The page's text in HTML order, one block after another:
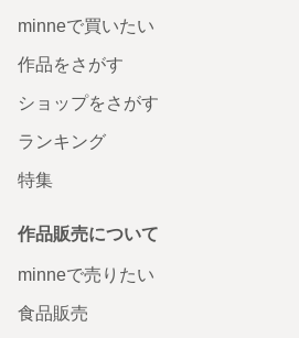
minneで買いたい
作品をさがす
ショップをさがす
ランキング
特集
作品販売について
minneで売りたい
食品販売